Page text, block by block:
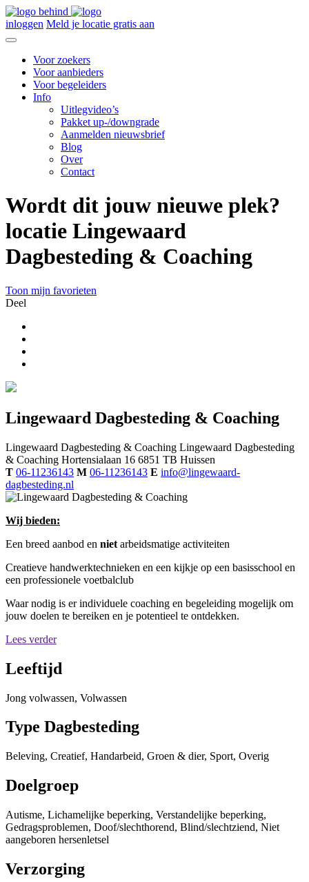
inloggen Meld je locatie gratis aan
Voor zoekers
Voor aanbieders
Voor begeleiders
Info
Uitlegvideo’s
Pakket up-/downgrade
Aanmelden nieuwsbrief
Blog
Over
Contact
Wordt dit jouw nieuwe plek?
locatie Lingewaard
Dagbesteding & Coaching
Toon mijn favorieten
Deel
Lingewaard Dagbesteding & Coaching
Lingewaard Dagbesteding & Coaching Lingewaard Dagbesteding
& Coaching Hortensialaan 16 6851 TB Huissen
T 06-11236143 M 06-11236143 E info@lingewaard-
dagbesteding.nl
Wij bieden:
Een breed aanbod en niet arbeidsmatige activiteiten
Creatieve handwerktechnieken en een kijkje op een basisschool en
een professionele voetbalclub
Waar nodig is er individuele coaching en begeleiding mogelijk om
jouw doelen te bereiken en je potentieel te ontdekken.
Lees verder
Leeftijd
Jong volwassen, Volwassen
Type Dagbesteding
Beleving, Creatief, Handarbeid, Groen & dier, Sport, Overig
Doelgroep
Autisme, Lichamelijke beperking, Verstandelijke beperking,
Gedragsproblemen, Doof/slechthorend, Blind/slechtziend, Niet
aangeboren hersenletsel
Verzorging